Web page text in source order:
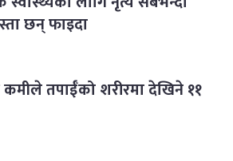
छन् फाइदा
कमीले तपाईँको शरीरमा देखिने ११